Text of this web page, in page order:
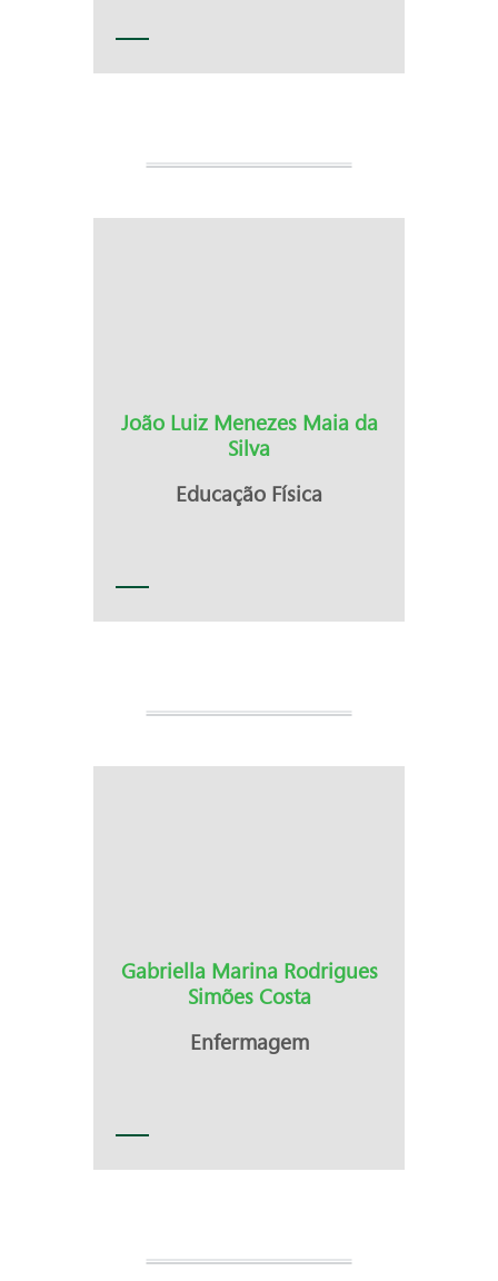
João Luiz Menezes Maia da
Silva
Educação Física
Gabriella Marina Rodrigues
Simões Costa
Enfermagem